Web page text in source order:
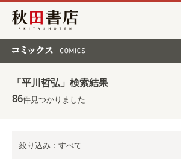
秋田書店
「平川哲弘」検索結果
86件見つかりました
絞り込み：すべて